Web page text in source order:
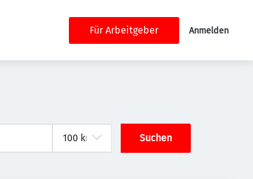
Für Arbeitgeber Anmelden
Suchen